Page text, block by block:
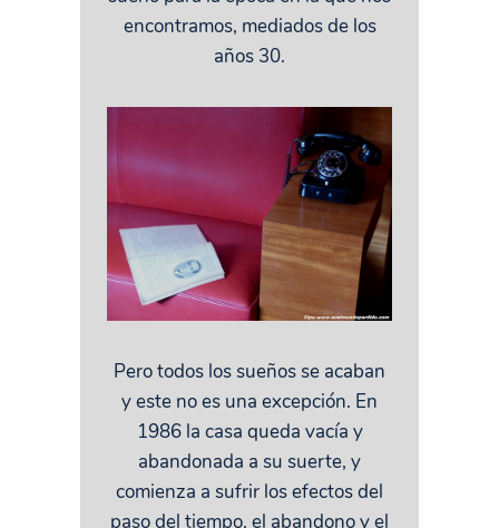
encontramos, mediados de los
años 30.
Pero todos los sueños se acaban
y este no es una excepción. En
1986 la casa queda vacía y
abandonada a su suerte, y
comienza a sufrir los efectos del
paso del tiempo, el abandono y el